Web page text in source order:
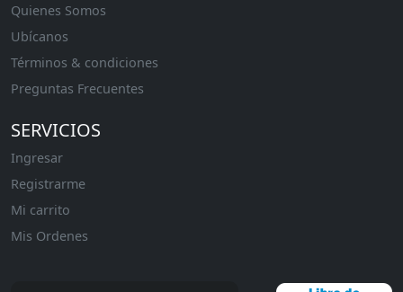
Quienes Somos
Ubícanos
Términos & condiciones
Preguntas Frecuentes
SERVICIOS
Ingresar
Registrarme
Mi carrito
Mis Ordenes